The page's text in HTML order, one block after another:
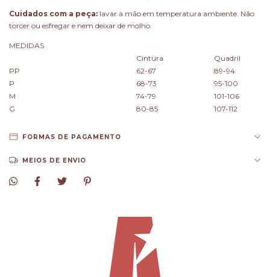
Cuidados com a peça: lavar à mão em temperatura ambiente. Não
torcer ou esfregar e nem deixar de molho.
MEDIDAS
Cintura
Quadril
PP
62-67
89-94
P
68-73
95-100
M
74-79
101-106
G
80-85 107-112
FORMAS DE PAGAMENTO
MEIOS DE ENVIO